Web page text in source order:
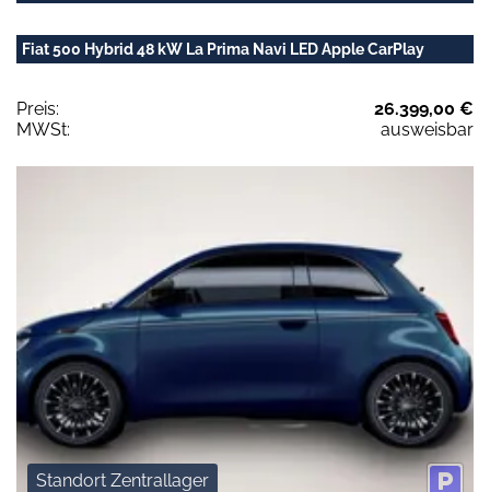
Fiat 500 Hybrid 48 kW La Prima Navi LED Apple CarPlay
Preis:
26.399,00 €
MWSt:
ausweisbar
Standort Zentrallager